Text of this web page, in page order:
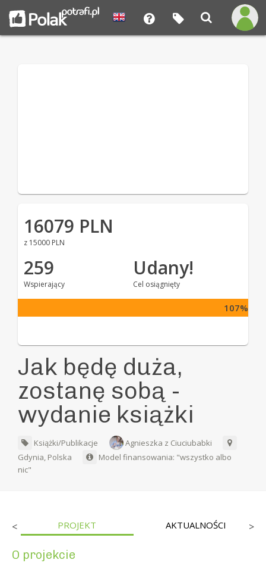
16079 PLN
z 15000 PLN
259
Wspierający
Udany!
Cel osiągnięty
107%
Jak będę duża,
zostanę sobą -
wydanie książki
Książki/Publikacje
Agnieszka z Ciuciubabki
Gdynia, Polska
Model finansowania: "wszystko albo
nic"
< PROJEKT AKTUALNOŚCI >
O projekcie